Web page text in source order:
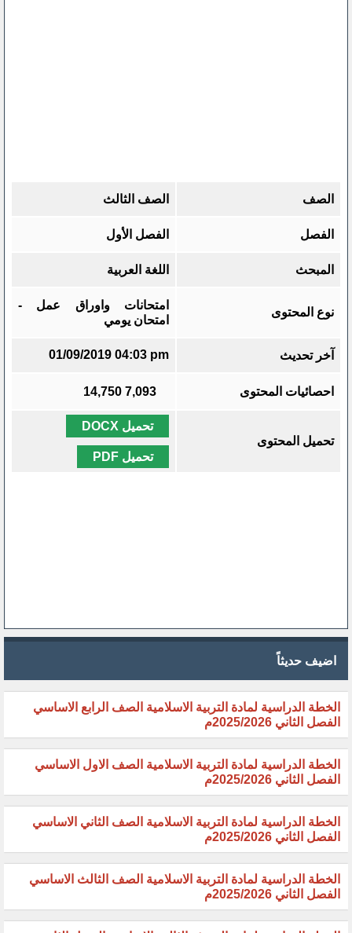
الصف الصف الثالث
الفصل الفصل الأول
المبحث اللغة العربية
نوع المحتوى
امتحانات واوراق عمل -
امتحان يومي
آخر تحديث 01/09/2019 04:03 pm
احصائيات المحتوى 7,093
14,750
تحميل المحتوى
تحميل DOCX
تحميل PDF
اضيف حديثاً
الخطة الدراسية لمادة التربية الاسلامية الصف الرابع الاساسي
الفصل الثاني 2025/2026م
الخطة الدراسية لمادة التربية الاسلامية الصف الاول الاساسي
الفصل الثاني 2025/2026م
الخطة الدراسية لمادة التربية الاسلامية الصف الثاني الاساسي
الفصل الثاني 2025/2026م
الخطة الدراسية لمادة التربية الاسلامية الصف الثالث الاساسي
الفصل الثاني 2025/2026م